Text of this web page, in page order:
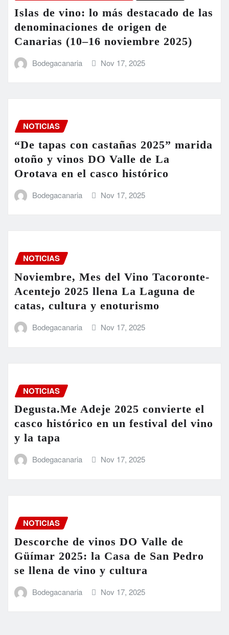
Islas de vino: lo más destacado de las
denominaciones de origen de
Canarias (10–16 noviembre 2025)
Bodegacanaria Nov 17, 2025
NOTICIAS
“De tapas con castañas 2025” marida
otoño y vinos DO Valle de La
Orotava en el casco histórico
Bodegacanaria Nov 17, 2025
NOTICIAS
Noviembre, Mes del Vino Tacoronte-
Acentejo 2025 llena La Laguna de
catas, cultura y enoturismo
Bodegacanaria Nov 17, 2025
NOTICIAS
Degusta.Me Adeje 2025 convierte el
casco histórico en un festival del vino
y la tapa
Bodegacanaria Nov 17, 2025
NOTICIAS
Descorche de vinos DO Valle de
Güímar 2025: la Casa de San Pedro
se llena de vino y cultura
Bodegacanaria Nov 17, 2025